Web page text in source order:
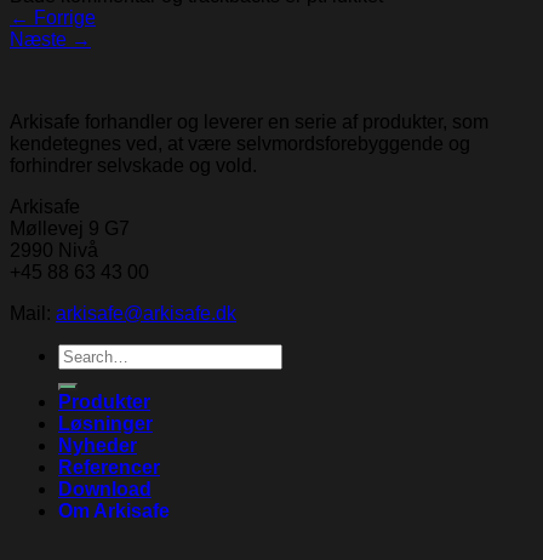
← Forrige
Næste →
Arkisafe forhandler og leverer en serie af produkter, som
kendetegnes ved, at være selvmordsforebyggende og
forhindrer selvskade og vold.
Arkisafe
Møllevej 9 G7
2990 Nivå
+45 88 63 43 00
Mail: arkisafe@arkisafe.dk
Search
for:
Produkter
Løsninger
Nyheder
Referencer
Download
Om Arkisafe